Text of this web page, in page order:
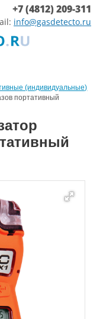
+7 (4812) 209-311
info@gasdetecto.ru
(индивидуальные)
портативный